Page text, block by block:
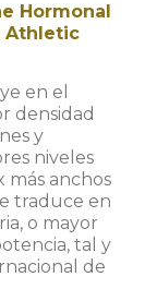
Hormonal
Athletic
en el
densidad
y
niveles
más anchos
traduce en
o mayor
tal y
de